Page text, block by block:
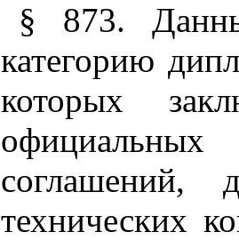
§ 873.
категорию
которых
соглашений,
технических